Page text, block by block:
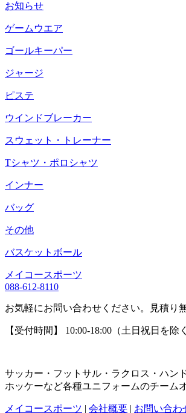
お知らせ
ゲームウエア
ゴールキーパー
ジャージ
ピステ
ウインドブレーカー
スウェット・トレーナー
Tシャツ・ポロシャツ
インナー
バッグ
その他
バスケットボール
メイコースポーツ
088-612-8110
お気軽にお問い合わせください。見積り
【受付時間】 10:00-18:00（土日祝日を除
サッカー・フットサル・ラクロス・ハン
ホッケーなど各種ユニフォームのチーム
メイコースポーツ | 会社概要 | お問い合わ